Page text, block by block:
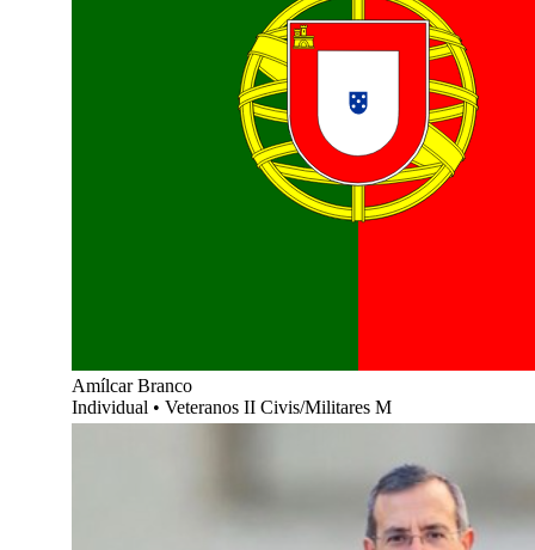
Amílcar Branco
Individual • Veteranos II Civis/Militares M